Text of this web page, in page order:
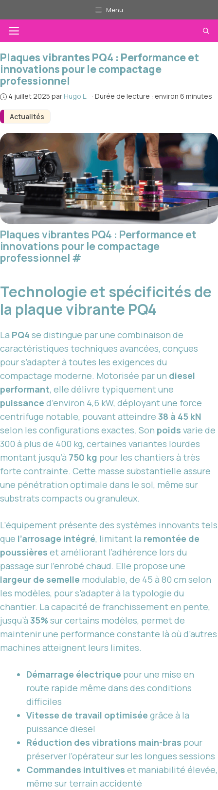
au
contenu
Menu
Menu
Actualités
Plaques vibrantes PQ4 : Performance et
innovations pour le compactage
professionnel
4 juillet 2025 par Hugo L. · Durée de lecture : environ 6 minutes
Plaques vibrantes PQ4 : Performance et
innovations pour le compactage
professionnel #
Technologie et spécificités de
la plaque vibrante PQ4
La PQ4 se distingue par une combinaison de
caractéristiques techniques avancées, conçues
pour s’adapter à toutes les exigences du
compactage moderne. Motorisée par un diesel
performant, elle délivre typiquement une
puissance d’environ 4,6 kW, déployant une force
centrifuge notable, pouvant atteindre 38 à 45 kN
selon les configurations exactes. Son poids varie de
300 à plus de 400 kg, certaines variantes lourdes
montant jusqu’à 750 kg pour les chantiers à très
forte contrainte. Cette masse substantielle assure
une pénétration optimale dans le sol, même sur
substrats compacts ou granuleux.
L’équipement présente des systèmes innovants tels
que l’arrosage intégré, limitant la remontée de
poussières et améliorant l’adhérence lors du
passage sur l’enrobé chaud. Elle propose une
largeur de semelle modulable, de 45 à 80 cm selon
les modèles, pour s’adapter à la typologie du
chantier. La capacité de franchissement en pente,
jusqu’à 35%sur certains modèles, permet de
maintenir une performance constante là où d’autres
machines atteignent leurs limites.
Démarrage électrique pour une mise en
route rapide même dans des conditions
difficiles
Vitesse de travail optimisée grâce à la
puissance diesel
Réduction des vibrations main-bras pour
préserver l’opérateur sur les longues sessions
Commandes intuitives et maniabilité élevée,
même sur terrain accidenté